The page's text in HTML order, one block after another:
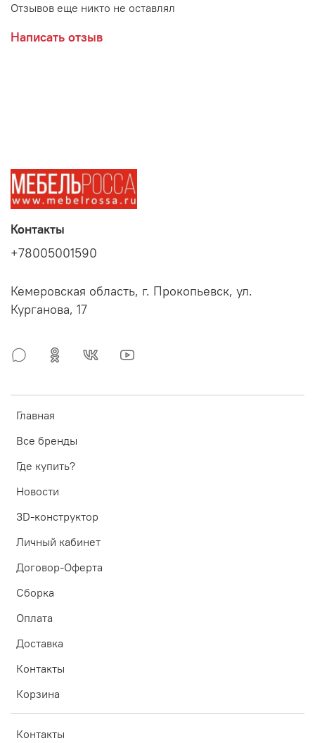
Отзывов еще никто не оставлял
Написать отзыв
Главная
Все бренды
Где купить?
Новости
3D-конструктор
Личный кабинет
Договор-Оферта
Сборка
Оплата
Доставка
Контакты
Корзина
Контакты
Контакты
+78005001590
Кемеровская область, г. Прокопьевск, ул.
Курганова, 17